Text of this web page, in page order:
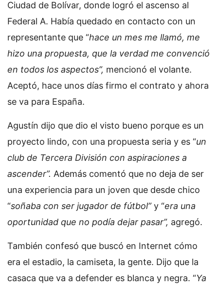
Ciudad de Bolívar, donde logró el ascenso al
Federal A. Había quedado en contacto con un
representante que “hace un mes me llamó, me
hizo una propuesta, que la verdad me convenció
en todos los aspectos”, mencionó el volante.
Aceptó, hace unos días firmo el contrato y ahora
se va para España.
Agustín dijo que dio el visto bueno porque es un
proyecto lindo, con una propuesta seria y es “un
club de Tercera División con aspiraciones a
ascender”. Además comentó que no deja de ser
una experiencia para un joven que desde chico
“soñaba con ser jugador de fútbol”y “era una
oportunidad que no podía dejar pasar”, agregó.
También confesó que buscó en Internet cómo
era el estadio, la camiseta, la gente. Dijo que la
casaca que va a defender es blanca y negra. “Ya